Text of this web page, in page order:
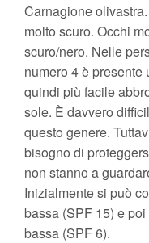
Carnagione
molto scuro. Occhi
scuro/nero. Nelle
numero 4 è presente
quindi più facile
sole. È davvero
questo genere.
bisogno di
non stanno a
Inizialmente si può
bassa (SPF 15) e
bassa (SPF 6).